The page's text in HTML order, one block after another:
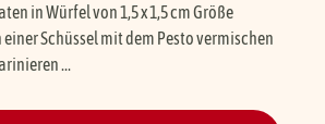
in Würfel von 1,5 x 1,5 cm Größe
Schüssel mit dem Pesto vermischen
...